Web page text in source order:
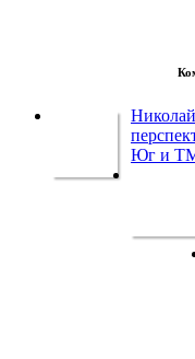
Юг и